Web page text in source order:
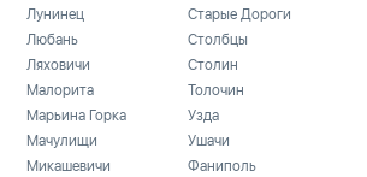
Лунинец
Любань
Ляховичи
Малорита
Марьина Горка
Мачулищи
Микашевичи
Старые Дороги
Столбцы
Столин
Толочин
Узда
Ушачи
Фаниполь